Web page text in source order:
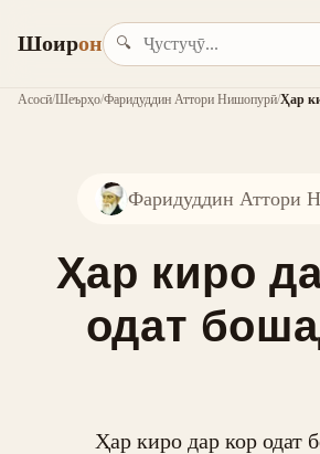
Шоирон 🔍
Асосӣ/Шеърҳо/Фаридуддин Аттори Нишопурӣ/Ҳар
Фаридуддин Аттори
Ҳар киро
одат
Ҳар киро дар кор одат